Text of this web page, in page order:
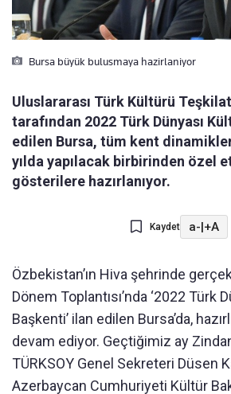
Bursa büyük bulusmaya hazirlaniyor
Uluslararası Türk Kültürü
tarafından 2022 Türk Dünyası
edilen Bursa, tüm kent
yılda yapılacak birbirinden özel
gösterilere hazırlanıyor.
Kaydet a-|+A
Özbekistan’ın Hiva şehrinde
Dönem Toplantısı’nda ‘2022 Türk
Başkenti’ ilan edilen Bursa’da,
devam ediyor. Geçtiğimiz ay
TÜRKSOY Genel Sekreteri Düsen
Azerbaycan Cumhuriyeti Kültür